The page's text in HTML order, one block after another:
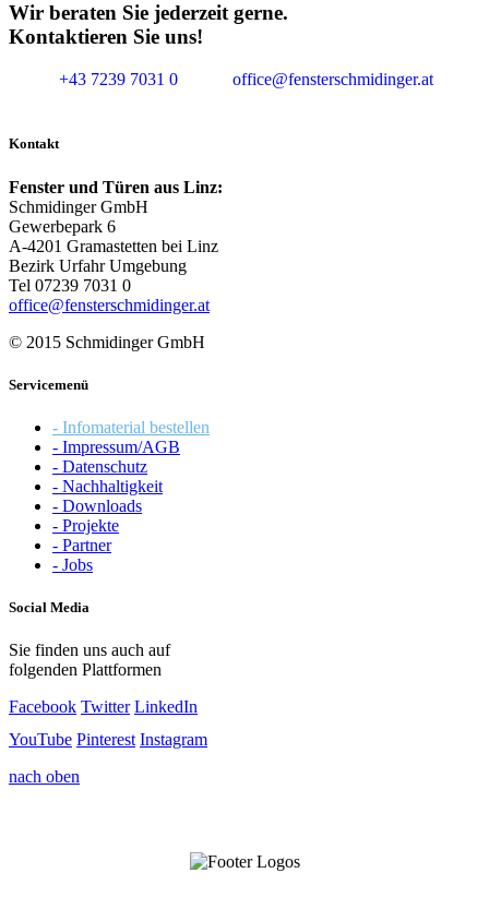
Wir beraten Sie jederzeit gerne.
Kontaktieren Sie uns!
+43 7239 7031 0 office@fensterschmidinger.at
Kontakt
Fenster und Türen aus Linz:
Schmidinger GmbH
Gewerbepark 6
A-4201 Gramastetten bei Linz
Bezirk Urfahr Umgebung
Tel 07239 7031 0
office@fensterschmidinger.at
© 2015 Schmidinger GmbH
Servicemenü
- Infomaterial bestellen
- Impressum/AGB
- Datenschutz
- Nachhaltigkeit
- Downloads
- Projekte
- Partner
- Jobs
Social Media
Sie finden uns auch auf
folgenden Plattformen
Facebook Twitter LinkedIn
YouTube Pinterest Instagram
nach oben